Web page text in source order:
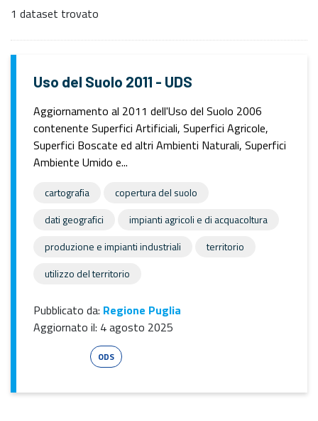
1 dataset trovato
Uso del Suolo 2011 - UDS
Aggiornamento al 2011 dell'Uso del Suolo 2006
contenente Superfici Artificiali, Superfici Agricole,
Superfici Boscate ed altri Ambienti Naturali, Superfici
Ambiente Umido e...
cartografia
copertura del suolo
dati geografici
impianti agricoli e di acquacoltura
produzione e impianti industriali
territorio
utilizzo del territorio
Pubblicato da: Regione Puglia
Aggiornato il: 4 agosto 2025
ODS